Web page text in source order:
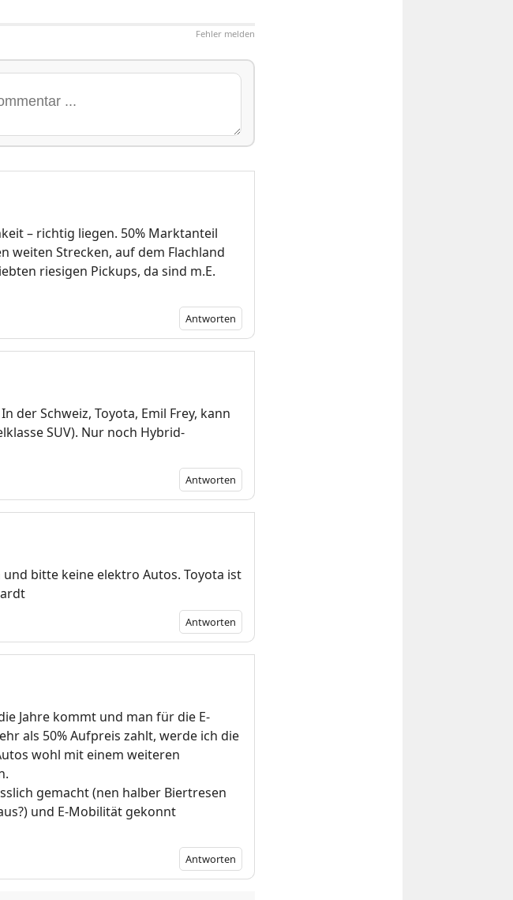
Fehler melden
– richtig liegen. 50% Marktanteil
weiten Strecken, auf dem Flachland
riesigen Pickups, da sind m.E.
Antworten
der Schweiz, Toyota, Emil Frey, kann
SUV). Nur noch Hybrid-
Antworten
bitte keine elektro Autos. Toyota ist
Antworten
Jahre kommt und man für die E-
als 50% Aufpreis zahlt, werde ich die
wohl mit einem weiteren
gemacht (nen halber Biertresen
und E-Mobilität gekonnt
Antworten